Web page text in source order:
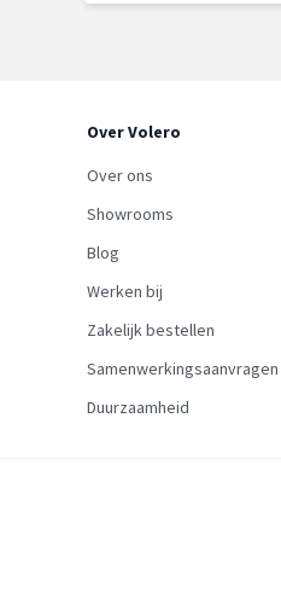
Over Volero
Over ons
Showrooms
Blog
Werken bij
Zakelijk bestellen
Samenwerkingsaanvragen
Duurzaamheid